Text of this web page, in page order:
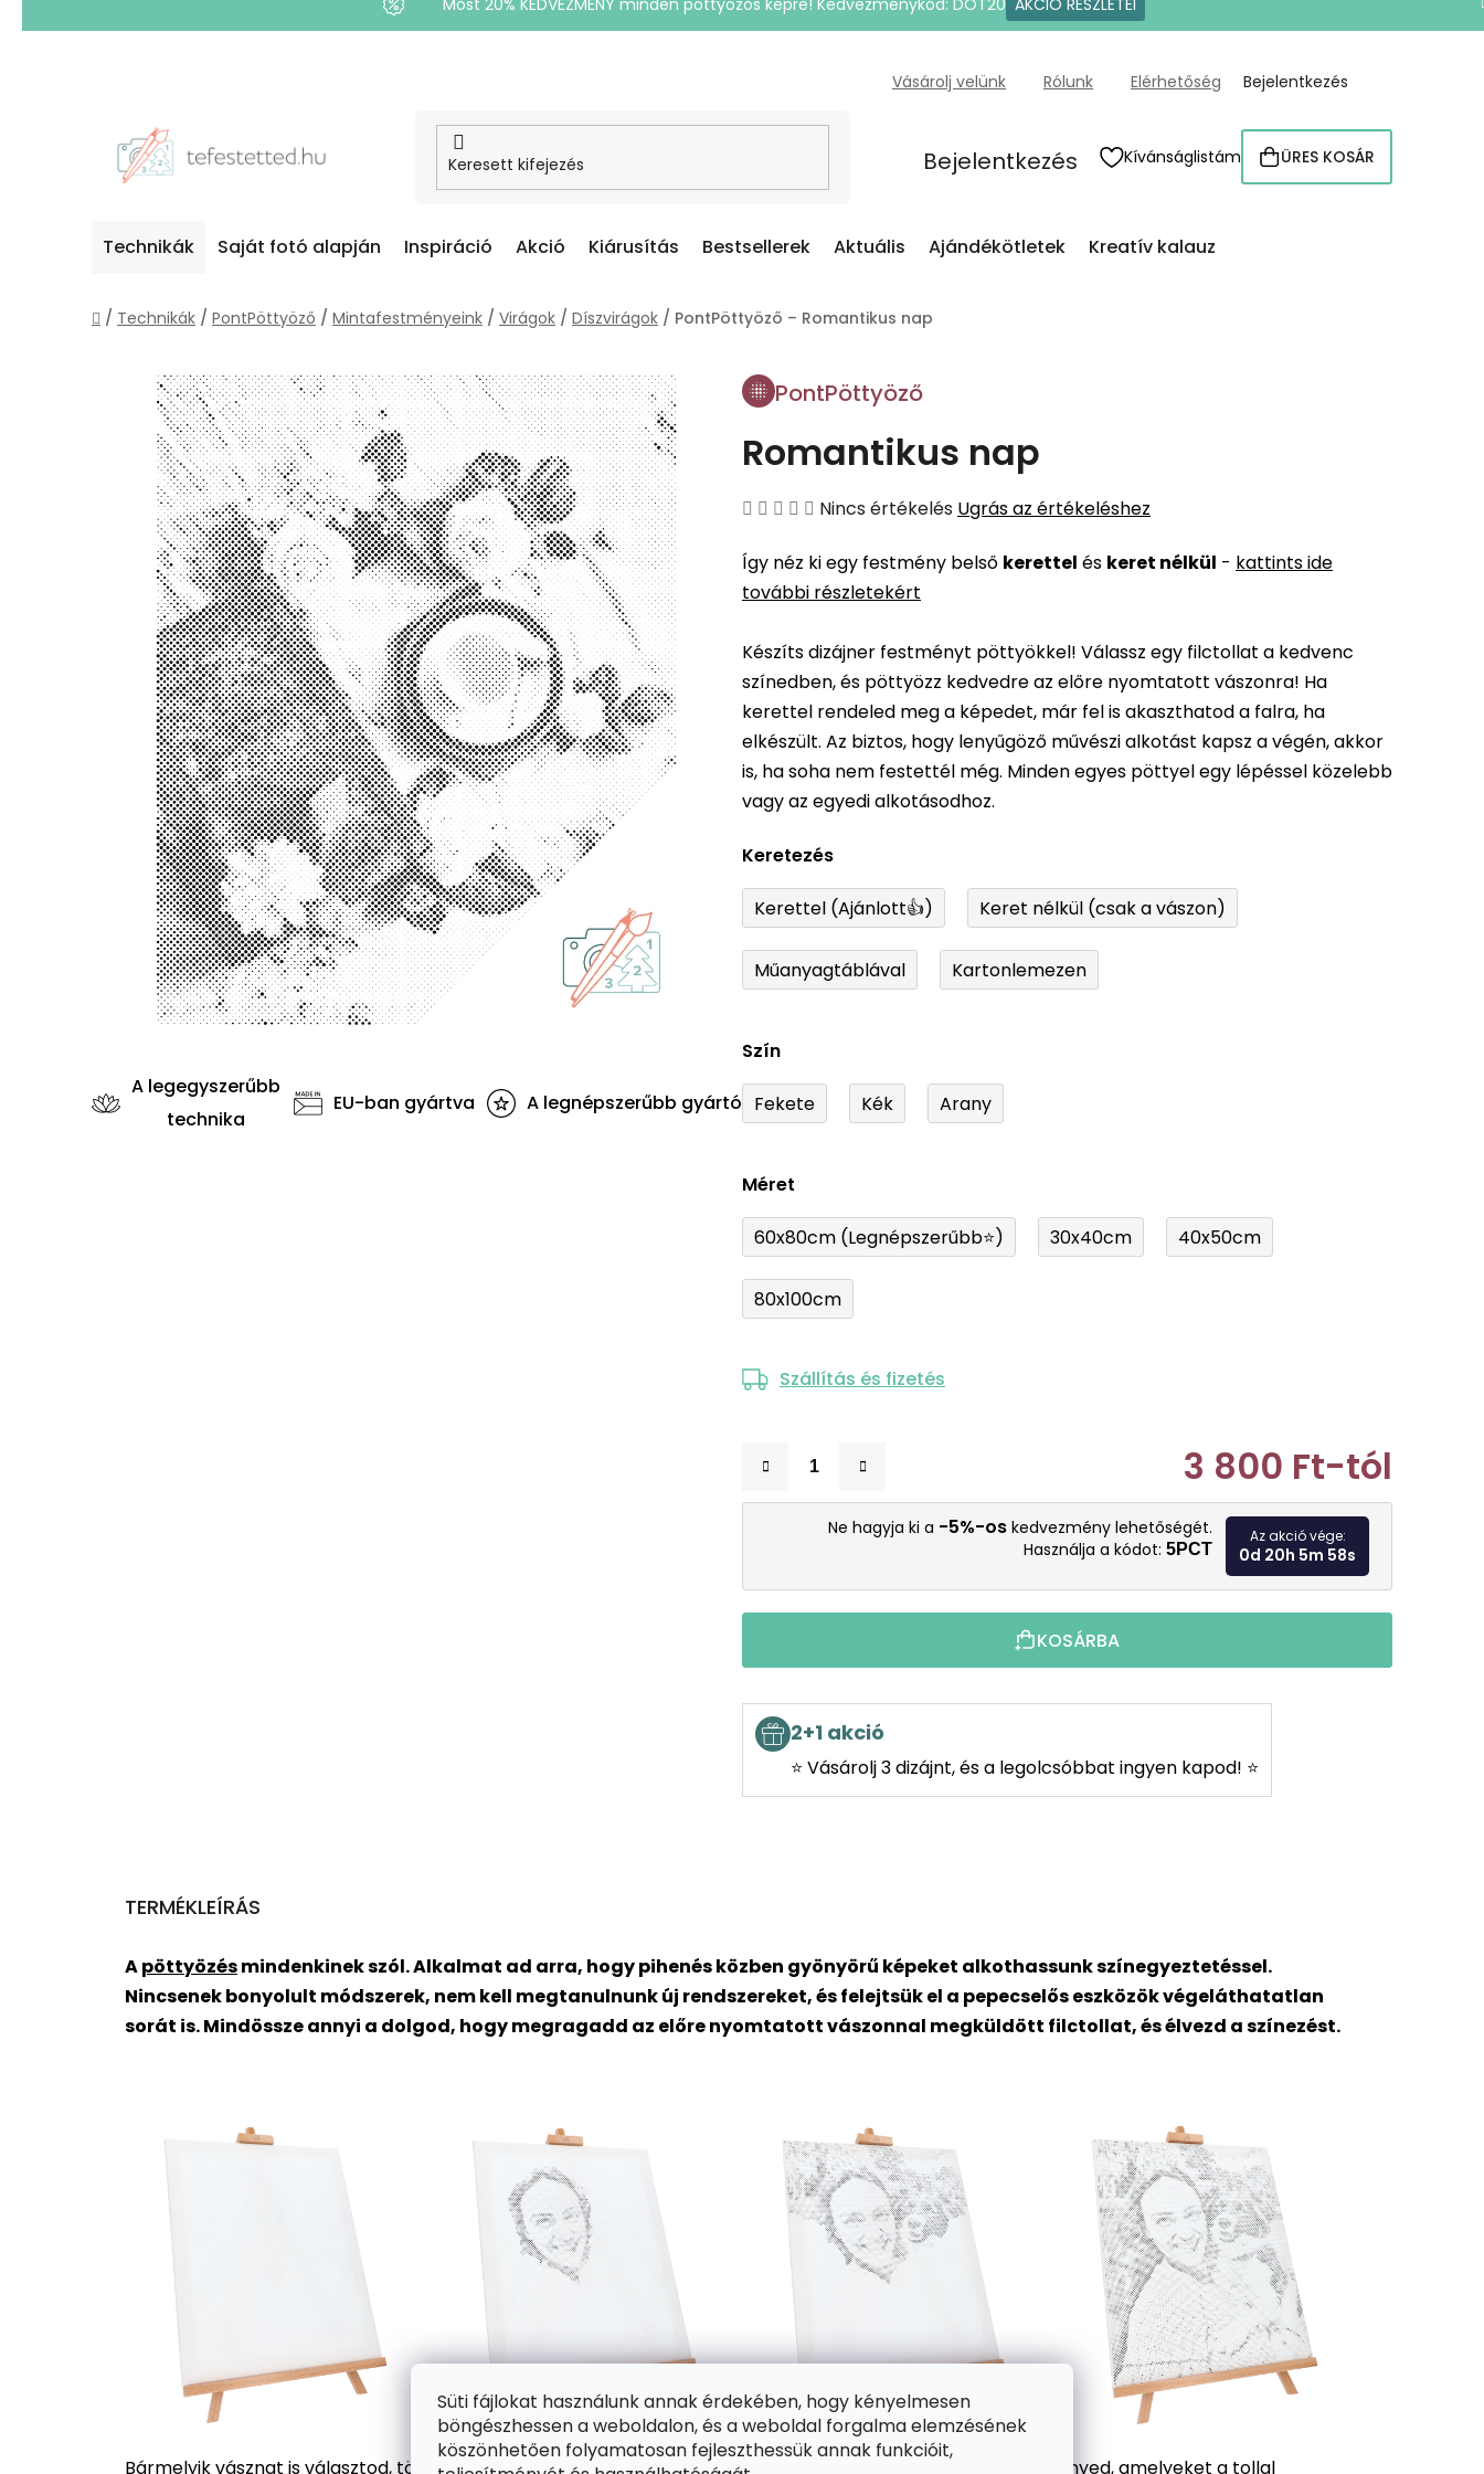
Süti fájlokat használunk annak érdekében, hogy kényelmesen
böngészhessen a weboldalon, és a weboldal forgalma elemzésének
köszönhetően folyamatosan fejleszthessük annak funkcióit,
Most 20% KEDVEZMÉNY minden pöttyözős képre! Kedvezménykód: DOT20 AKCIÓ RÉSZLETEI
Vásárolj velünk Rólunk Elérhetőség Bejelentkezés
Bejelentkezés Kívánságlistám KOSÁR
ÜRES KOSÁR
Technikák Saját fotó alapján Inspiráció Akció Kiárusítás Bestsellerek Aktuális Ajándékötletek Kreatív kalauz
Kezdőlap
/ Technikák / PontPöttyöző / Mintafestményeink / Virágok / Díszvirágok / PontPöttyöző – Romantikus nap
PontPöttyöző
Romantikus nap
A
átlagos
értékelése
ből
0,0
csillag.
Nincs értékelés Ugrás az értékeléshez
Így néz ki egy festmény belső kerettel és keret nélkül - kattints ide
további részletekért
Készíts dizájner festményt pöttyökkel! Válassz egy filctollat a kedvenc
színedben, és pöttyözz kedvedre az előre nyomtatott vászonra! Ha
kerettel rendeled meg a képedet, már fel is akaszthatod a falra, ha
elkészült. Az biztos, hogy lenyűgöző művészi alkotást kapsz a végén, akkor
is, ha soha nem festettél még. Minden egyes pöttyel egy lépéssel közelebb
vagy az egyedi alkotásodhoz.
Keretezés
Kerettel (Ajánlott👍) Keret nélkül (csak a vászon)
Műanyagtáblával Kartonlemezen
Szín
Fekete Kék Arany
Méret
60x80cm (Legnépszerűbb⭐) 30x40cm 40x50cm
80x100cm
Szállítás és fizetés
3 800 Ft-tól
Egységár:
Ne hagyja ki a -5%-os kedvezmény lehetőségét.
Használja a kódot: 5PCT
Az akció vége:
0d 20h 5m 57s
KOSÁRBA
2+1 akció
⭐ Vásárolj 3 dizájnt, és a legolcsóbbat ingyen kapod! ⭐
A legegyszerűbb
technika
EU-ban gyártva A legnépszerűbb gyártó
TERMÉKLEÍRÁS
Apöttyözésmindenkinek szól. Alkalmat ad arra, hogy pihenés közben gyönyörű képeket alkothassunk színegyeztetéssel.
Nincsenek bonyolult módszerek, nem kell megtanulnunk új rendszereket, és felejtsük el a pepecselős eszközök végeláthatatlan
sorát is. Mindössze annyi a dolgod, hogy megragadd az előre nyomtatott vászonnal megküldött filctollat, és élvezd a színezést.
Bármelyik vásznat is választod, több száz különböző méretű, előre nyomtatott kört fog tartalmazni a festményed, amelyeket a tollal